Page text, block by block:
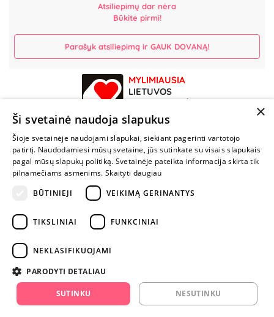
Atsiliepimų dar nėra
Būkite pirmi!
Parašyk atsiliepimą ir GAUK DOVANĄ!
MYLIMIAUSIA
LIETUVOS
PARDUOTUVĖ
NENUSTOK
ŽAISTI
+370 600 84088
info@fantazijos.lt
instagram.com/fantazijos.lt
Karjera
×
Ši svetainė naudoja slapukus
Šioje svetainėje naudojami slapukai, siekiant pagerinti vartotojo
patirtį. Naudodamiesi mūsų svetaine, jūs sutinkate su visais slapukais
pagal mūsų slapukų politiką. Svetainėje pateikta informacija skirta tik
pilnamečiams asmenims. Skaityti daugiau
BŪTINIEJI
VEIKIMĄ GERINANTYS
TIKSLINIAI FUNKCINIAI
NEKLASIFIKUOJAMI
PARODYTI DETALIAU
SUTINKU NESUTINKU